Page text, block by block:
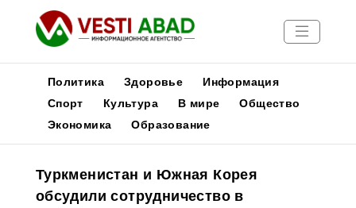
Новости
Медиа
Афиша
Политика Здоровье
Информация
Спорт
Культура В мире
Общество
Экономика
Образование
Туркменистан и Южная Корея
обсудили сотрудничество в